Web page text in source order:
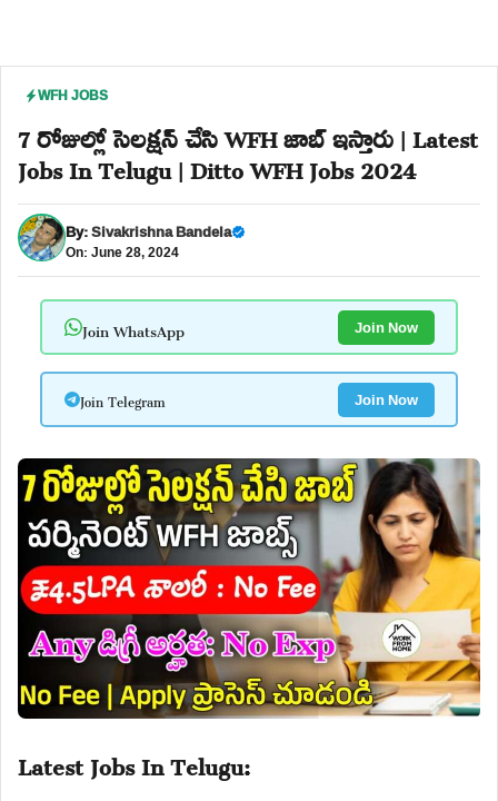
WFH JOBS
7 రోజుల్లో సెలక్షన్ చేసి WFH జాబ్ ఇస్తారు | Latest
Jobs In Telugu | Ditto WFH Jobs 2024
By:Sivakrishna Bandela
On: June 28, 2024
Join WhatsApp Join Now
Join Telegram Join Now
Latest Jobs In Telugu: